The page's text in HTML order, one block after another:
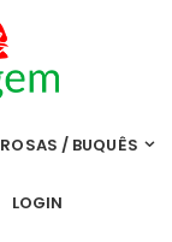
ROSAS / BUQUÊS
LOGIN